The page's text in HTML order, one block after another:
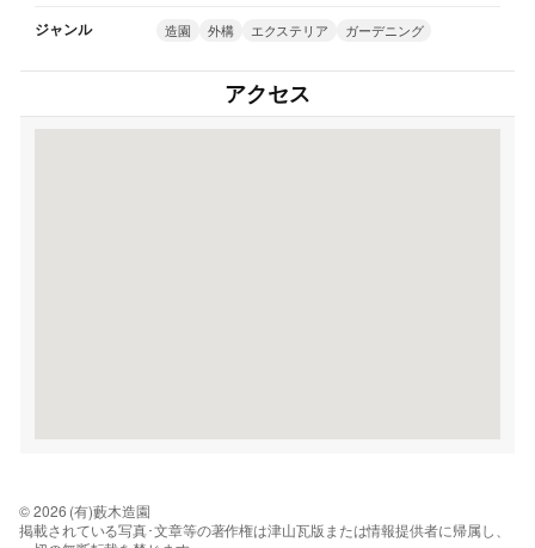
ジャンル 造園 外構 エクステリア ガーデニング
アクセス
© 2026 (有)藪木造園
掲載されている写真･文章等の著作権は津山瓦版または情報提供者に帰属し、